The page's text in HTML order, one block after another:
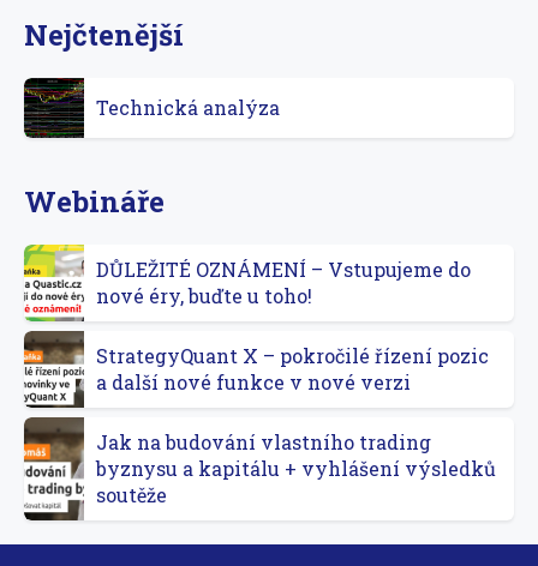
Nejčtenější
Technická analýza
Webináře
DŮLEŽITÉ OZNÁMENÍ – Vstupujeme do
nové éry, buďte u toho!
StrategyQuant X – pokročilé řízení pozic
a další nové funkce v nové verzi
Jak na budování vlastního trading
byznysu a kapitálu + vyhlášení výsledků
soutěže